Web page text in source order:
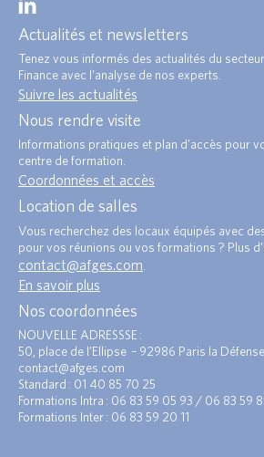
Actualités et newsletters
Tenez vous informés des actualités du
Finance avec l’analyse de nos experts.
Suivre les actualités
Nous rendre visite
Informations pratiques et plan d’accès pour
centre de formation.
Coordonnées et accès
Location de salles
Vous recherchez des locaux équipés avec
pour vos réunions ou vos formations ? Plus
contact@afges.com
En savoir plus
Nos coordonnées
NOUVELLE ADRESSSE :
50, place de l’Ellipse – 92986 Paris la Défense
contact@afges.com
Standard : 01 40 85 70 25
Formations Intra : 06 83 59 05 93 / 06 83 59
Formations Inter : 06 83 59 20 11